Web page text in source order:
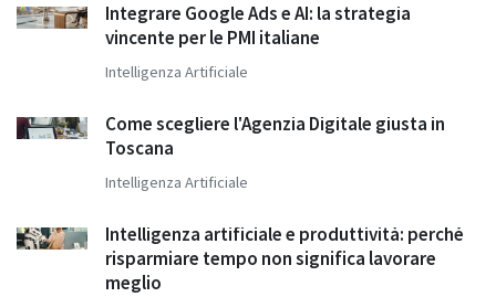
Integrare Google Ads e AI: la strategia
vincente per le PMI italiane
Intelligenza Artificiale
Come scegliere l'Agenzia Digitale giusta in
Toscana
Intelligenza Artificiale
Intelligenza artificiale e produttività: perché
risparmiare tempo non significa lavorare
meglio